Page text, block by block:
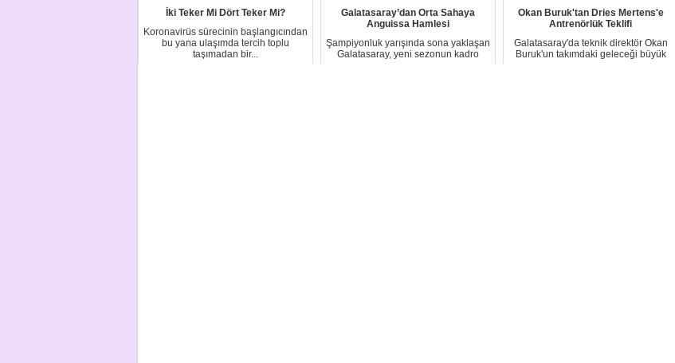
İki Teker Mi Dört Teker Mi?
Koronavirüs sürecinin başlangıcından
bu yana ulaşımda tercih toplu
taşımadan bir...
Galatasaray’dan Orta Sahaya
Anguissa Hamlesi
Şampiyonluk yarışında sona yaklaşan
Galatasaray, yeni sezonun kadro
Okan Buruk'tan Dries Mertens'e
Antrenörlük Teklifi
Galatasaray'da teknik direktör Okan
Buruk'un takımdaki geleceği büyük